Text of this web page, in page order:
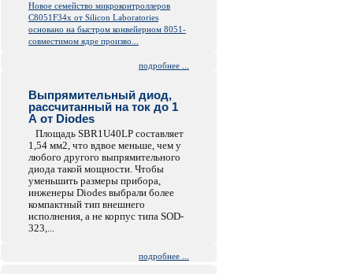
Новое семейство микроконтроллеров
C8051F34x от Silicon Laboratories
основано на быстром конвейерном 8051-
совместимом ядре произво...
подробнее ...
Выпрямительный диод,
рассчитанный на ток до 1
А от Diodes
Площадь SBR1U40LP составляет
1,54 мм2, что вдвое меньше, чем у
любого другого выпрямительного
диода такой мощности. Чтобы
уменьшить размеры прибора,
инженеры Diodes выбрали более
компактный тип внешнего
исполнения, а не корпус типа SOD-
323,...
подробнее ...